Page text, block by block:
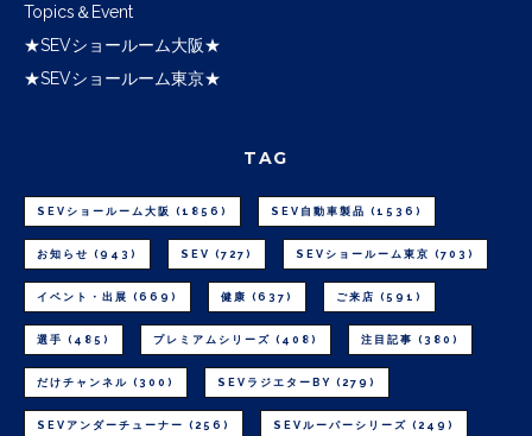
Topics＆Event
★SEVショールーム大阪★
★SEVショールーム東京★
TAG
SEVショールーム大阪 (1856) SEV自動車製品 (1536)
お知らせ (943) SEV (727) SEVショールーム東京 (703)
イベント・出展 (669) 健康 (637) ご来店 (591)
選手 (485) プレミアムシリーズ (408) 注目記事 (380)
だけチャンネル (300) SEVラジエターBY (279)
SEVアンダーチューナー (256) SEVルーパーシリーズ (249)